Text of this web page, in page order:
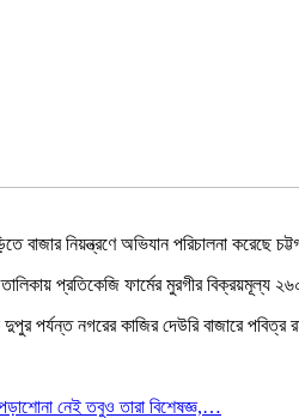
বাজার নিয়ন্ত্রণে অভিযান পরিচালনা
প্রতিকেজি ফার্মের মুরগীর বিক্রয়মূল্য
পর্যন্ত নগরের কাজির দেউরি বাজারে পবিত্র
নেই তবুও তারা বিশেষজ্ঞ,…